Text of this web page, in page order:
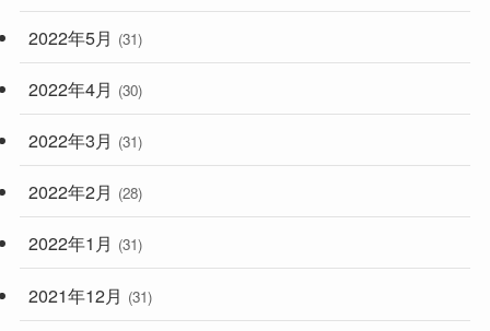
2022年5月 (31)
2022年4月 (30)
2022年3月 (31)
2022年2月 (28)
2022年1月 (31)
2021年12月 (31)